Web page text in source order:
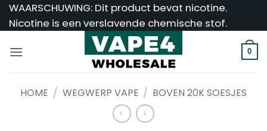
Ga
naar
WAARSCHUWING: Dit product bevat nicotine.
Nicotine is een verslavende chemische stof.
0
HOME / WEGWERP VAPE / BOVEN 20K SOESJES